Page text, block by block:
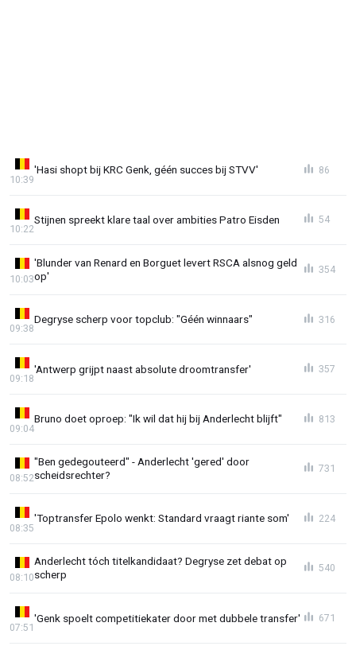
'Hasi shopt bij KRC Genk, géén succes bij STVV'
10:39
86
Stijnen spreekt klare taal over ambities Patro Eisden
10:22
54
'Blunder van Renard en Borguet levert RSCA alsnog geld
op'
10:03
354
Degryse scherp voor topclub: "Géén winnaars"
09:38
316
'Antwerp grijpt naast absolute droomtransfer'
09:18
357
Bruno doet oproep: "Ik wil dat hij bij Anderlecht blijft"
09:04
813
"Ben gedegouteerd" - Anderlecht 'gered' door
scheidsrechter?
08:52
731
'Toptransfer Epolo wenkt: Standard vraagt riante som'
08:35
224
Anderlecht tóch titelkandidaat? Degryse zet debat op
scherp
08:10
540
'Genk spoelt competitiekater door met dubbele transfer'
07:51
671